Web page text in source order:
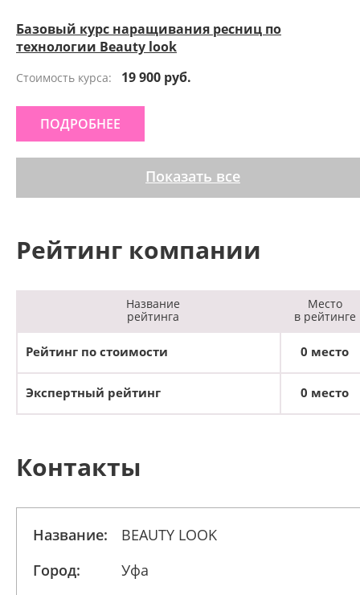
Базовый курс наращивания ресниц по
технологии Beauty look
Стоимость курса: 19 900 руб.
ПОДРОБНЕЕ
Показать все
Рейтинг компании
Название
рейтинга
Место
в рейтинге
Рейтинг по стоимости 0 место
Экспертный рейтинг 0 место
Контакты
Название:
BEAUTY LOOK
Город:
Уфа